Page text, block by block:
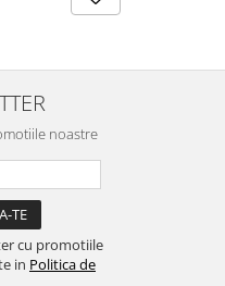
noastre
cu promotiile
in Politica de